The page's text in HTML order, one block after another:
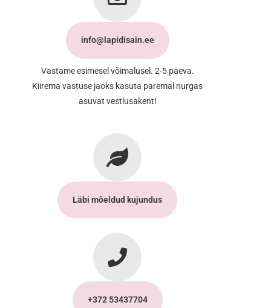
info@lapidisain.ee
Vastame esimesel võimalusel. 2-5 päeva.
Kiirema vastuse jaoks kasuta paremal nurgas
asuvat vestlusakent!
Läbi mõeldud kujundus
+372 53437704